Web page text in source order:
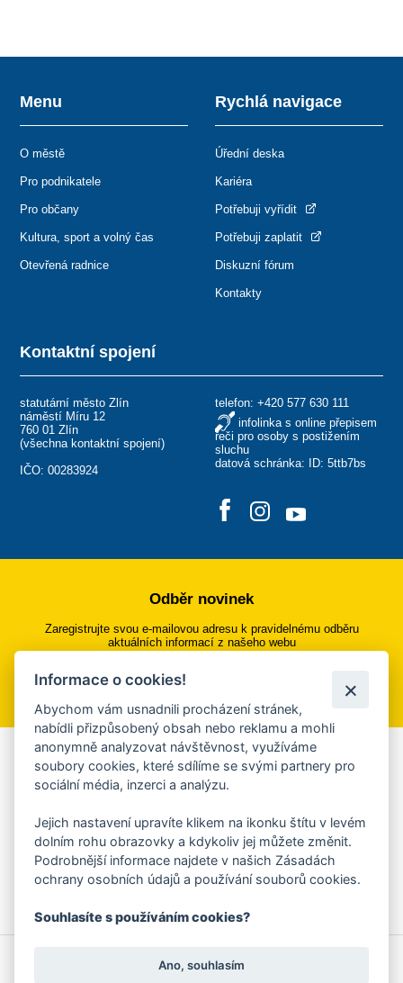
Kontaktní spojení
statutární město Zlín
náměstí Míru 12
760 01 Zlín
(všechna kontaktní spojení)
IČO: 00283924
telefon: +420 577 630 111
infolinka s online přepisem
řeči pro osoby s postižením
sluchu
datová schránka: ID: 5ttb7bs
Menu
O městě
Pro podnikatele
Pro občany
Kultura, sport a volný čas
Otevřená radnice
Rychlá navigace
Úřední deska
Kariéra
Potřebuji vyřídit
Potřebuji zaplatit
Diskuzní fórum
Kontakty
Odběr novinek
Zaregistrujte svou e-mailovou adresu k pravidelnému odběru
aktuálních informací z našeho webu
Přihlásit se k odběru
Aplikace Mobilní rozhlas
Chcete dostávat do svého mobilu či mailu upozornění na
ankety, pozvánky na kulturní a sportovní akce?
Více informací o aplikaci
Ochrana osobních údajů
Informace o cookies!
Abychom vám usnadnili procházení stránek,
nabídli přizpůsobený obsah nebo reklamu a mohli
anonymně analyzovat návštěvnost, využíváme
soubory cookies, které sdílíme se svými partnery pro
sociální média, inzerci a analýzu.
Jejich nastavení upravíte klikem na ikonku štítu v levém
dolním rohu obrazovky a kdykoliv jej můžete změnit.
Podrobnější informace najdete v našich Zásadách
ochrany osobních údajů a používání souborů cookies.
Souhlasíte s používáním cookies?
Ano, souhlasím